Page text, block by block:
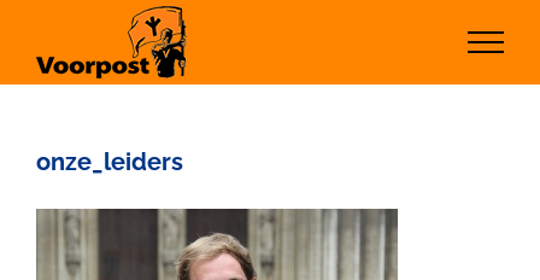
inhoud
onze_leiders